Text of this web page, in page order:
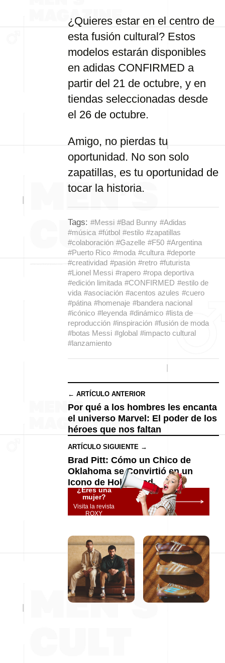
¿Quieres estar en el centro de
esta fusión cultural? Estos
modelos estarán disponibles
en adidas CONFIRMED a
partir del 21 de octubre, y en
tiendas seleccionadas desde
el 26 de octubre.
Amigo, no pierdas tu
oportunidad. No son solo
zapatillas, es tu oportunidad de
tocar la historia.
Tags: #Messi #Bad Bunny #Adidas
#música #fútbol #estilo #zapatillas
#colaboración #Gazelle #F50 #Argentina
#Puerto Rico #moda #cultura #deporte
#creatividad #pasión #retro #futurista
#Lionel Messi #rapero #ropa deportiva
#edición limitada #CONFIRMED #estilo de
vida #asociación #acentos azules #cuero
#pátina #homenaje #bandera nacional
#icónico #leyenda #dinámico #lista de
reproducción #inspiración #fusión de moda
#botas Messi #global #impacto cultural
#lanzamiento
← ARTÍCULO ANTERIOR
Por qué a los hombres les encanta
el universo Marvel: El poder de los
héroes que nos faltan
ARTÍCULO SIGUIENTE →
Brad Pitt: Cómo un Chico de
Oklahoma se Convirtió en un
Icono de Hollywood
¿Eres una
mujer?
Visita la revista
ROXY